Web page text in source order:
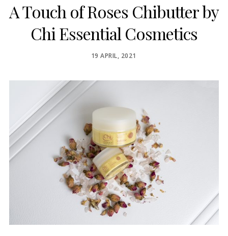
A Touch of Roses Chibutter by
Chi Essential Cosmetics
POSTED
19 APRIL, 2021